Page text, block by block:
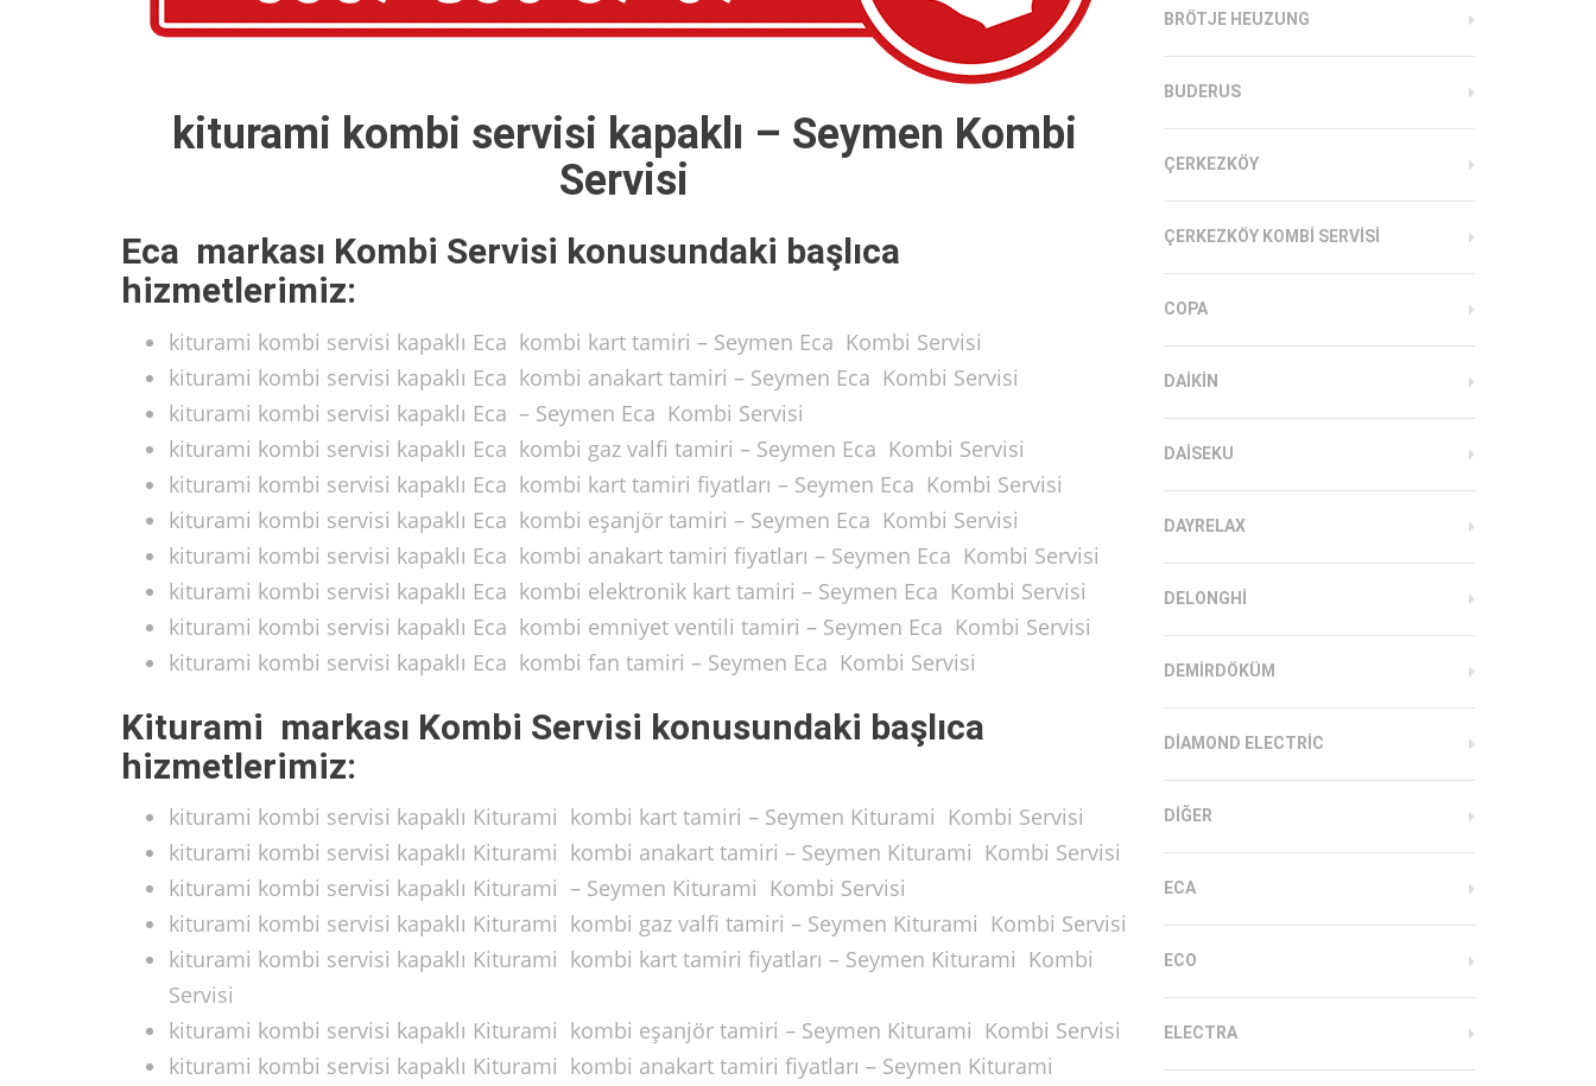
kiturami kombi servisi kapaklı – Seymen Kombi
Servisi
Eca markası Kombi Servisi konusundaki başlıca
hizmetlerimiz:
kiturami kombi servisi kapaklı Eca kombi kart tamiri – Seymen Eca Kombi Servisi
kiturami kombi servisi kapaklı Eca kombi anakart tamiri – Seymen Eca Kombi Servisi
kiturami kombi servisi kapaklı Eca – Seymen Eca Kombi Servisi
kiturami kombi servisi kapaklı Eca kombi gaz valfi tamiri – Seymen Eca Kombi Servisi
kiturami kombi servisi kapaklı Eca kombi kart tamiri fiyatları – Seymen Eca Kombi Servisi
kiturami kombi servisi kapaklı Eca kombi eşanjör tamiri – Seymen Eca Kombi Servisi
kiturami kombi servisi kapaklı Eca kombi anakart tamiri fiyatları – Seymen Eca Kombi Servisi
kiturami kombi servisi kapaklı Eca kombi elektronik kart tamiri – Seymen Eca Kombi Servisi
kiturami kombi servisi kapaklı Eca kombi emniyet ventili tamiri – Seymen Eca Kombi Servisi
kiturami kombi servisi kapaklı Eca kombi fan tamiri – Seymen Eca Kombi Servisi
Kiturami markası Kombi Servisi konusundaki başlıca
hizmetlerimiz:
kiturami kombi servisi kapaklı Kiturami kombi kart tamiri – Seymen Kiturami Kombi Servisi
kiturami kombi servisi kapaklı Kiturami kombi anakart tamiri – Seymen Kiturami Kombi Servisi
kiturami kombi servisi kapaklı Kiturami – Seymen Kiturami Kombi Servisi
kiturami kombi servisi kapaklı Kiturami kombi gaz valfi tamiri – Seymen Kiturami Kombi Servisi
kiturami kombi servisi kapaklı Kiturami kombi kart tamiri fiyatları – Seymen Kiturami Kombi
Servisi
kiturami kombi servisi kapaklı Kiturami kombi eşanjör tamiri – Seymen Kiturami Kombi Servisi
kiturami kombi servisi kapaklı Kiturami kombi anakart tamiri fiyatları – Seymen Kiturami
BRÖTJE HEUZUNG
BUDERUS
ÇERKEZKÖY
ÇERKEZKÖY KOMBI SERVISI
COPA
DAIKIN
DAISEKU
DAYRELAX
DELONGHI
DEMIRDÖKÜM
DIAMOND ELECTRIC
DIĞER
ECA
ECO
ELECTRA